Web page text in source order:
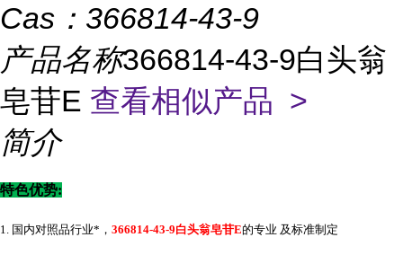
Cas： 366814-43-9
产品名称366814-43-9白头翁
皂苷E 查看相似产品 >
简介
特色优势:
1. 国内对照品行业*， 366814-43-9白头翁皂苷E的专业 及标准制定